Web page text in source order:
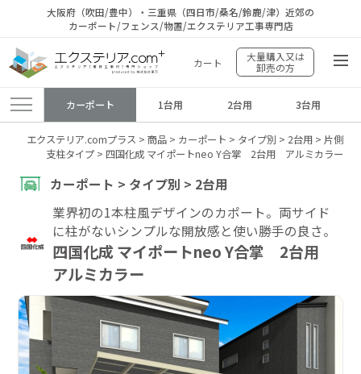
大阪府（吹田/豊中）・三重県（四日市/桑名/鈴鹿/津）近郊の
カーポート/フェンス/物置/エクステリア工事専門店
カート
大量購入又は
卸売の方
カーポート 1台用 2台用 3台用
エクステリア.comプラス > 商品> カーポート > タイプ別 > 2台用> 片側
支柱タイプ> 四国化成 マイポートneo Y合掌 2台用 アルミカラー
カーポート > タイプ別 > 2台用
業界初の1本柱風デザインのカポート。両サイド
に柱がないシンプルな開放感と使い勝手の良さ。
四国化成 マイポートneo Y合掌 2台用
アルミカラー